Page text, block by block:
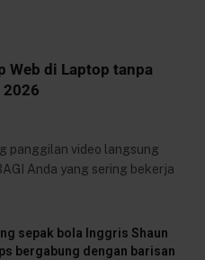
Web di Laptop tanpa
2026
panggilan video langsung
Anda yang sering bekerja
sepak bola Inggris Shaun
bergabung dengan barisan